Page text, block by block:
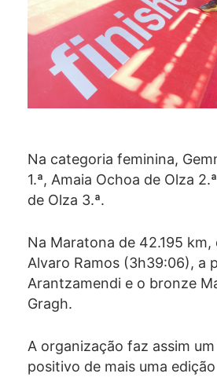
Na categoria feminina,
1.ª, Amaia Ochoa de Olza
de Olza 3.ª.
Na Maratona de 42.195
Alvaro Ramos (3h39:06), a
Arantzamendi e o bronze
Gragh.
A organização faz assim
positivo de mais uma